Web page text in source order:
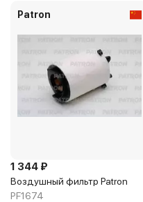
Patron
1 344 ₽
Воздушный фильтр Patron
PF1674